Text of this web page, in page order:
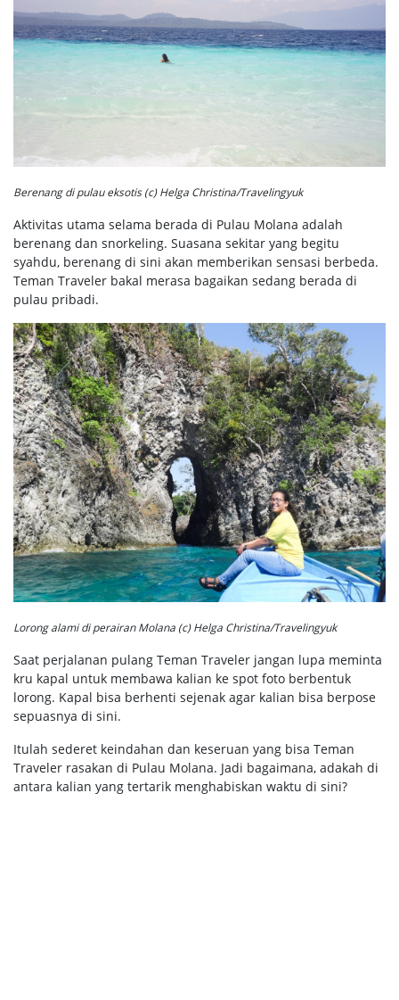
Berenang di pulau eksotis (c) Helga Christina/Travelingyuk
Aktivitas utama selama berada di Pulau Molana adalah
berenang dan snorkeling. Suasana sekitar yang begitu
syahdu, berenang di sini akan memberikan sensasi berbeda.
Teman Traveler bakal merasa bagaikan sedang berada di
pulau pribadi.
Lorong alami di perairan Molana (c) Helga Christina/Travelingyuk
Saat perjalanan pulang Teman Traveler jangan lupa meminta
kru kapal untuk membawa kalian ke spot foto berbentuk
lorong. Kapal bisa berhenti sejenak agar kalian bisa berpose
sepuasnya di sini.
Itulah sederet keindahan dan keseruan yang bisa Teman
Traveler rasakan di Pulau Molana. Jadi bagaimana, adakah di
antara kalian yang tertarik menghabiskan waktu di sini?